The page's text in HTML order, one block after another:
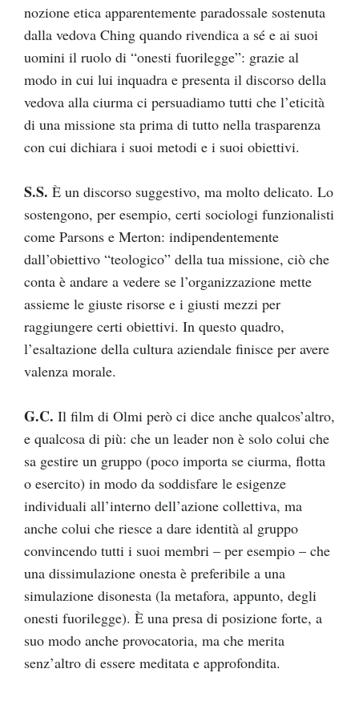
nozione etica apparentemente paradossale sostenuta
dalla vedova Ching quando rivendica a sé e ai suoi
uomini il ruolo di “onesti fuorilegge”: grazie al
modo in cui lui inquadra e presenta il discorso della
vedova alla ciurma ci persuadiamo tutti che l’eticità
di una missione sta prima di tutto nella trasparenza
con cui dichiara i suoi metodi e i suoi obiettivi.
S.S. È un discorso suggestivo, ma molto delicato. Lo
sostengono, per esempio, certi sociologi funzionalisti
come Parsons e Merton: indipendentemente
dall’obiettivo “teologico” della tua missione, ciò che
conta è andare a vedere se l’organizzazione mette
assieme le giuste risorse e i giusti mezzi per
raggiungere certi obiettivi. In questo quadro,
l’esaltazione della cultura aziendale finisce per avere
valenza morale.
G.C. Il film di Olmi però ci dice anche qualcos’altro,
e qualcosa di più: che un leader non è solo colui che
sa gestire un gruppo (poco importa se ciurma, flotta
o esercito) in modo da soddisfare le esigenze
individuali all’interno dell’azione collettiva, ma
anche colui che riesce a dare identità al gruppo
convincendo tutti i suoi membri – per esempio – che
una dissimulazione onesta è preferibile a una
simulazione disonesta (la metafora, appunto, degli
onesti fuorilegge). È una presa di posizione forte, a
suo modo anche provocatoria, ma che merita
senz’altro di essere meditata e approfondita.